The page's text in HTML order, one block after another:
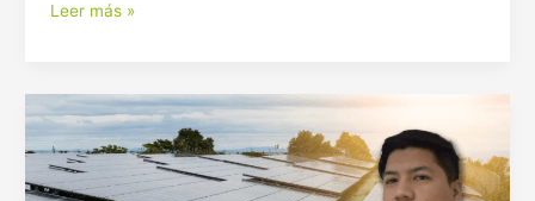
Leer más »
Reporte
de
simulación
en